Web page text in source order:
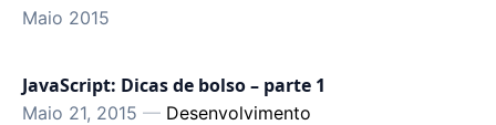
Maio 2015
JavaScript: Dicas de bolso – parte 1
Maio 21, 2015 — Desenvolvimento